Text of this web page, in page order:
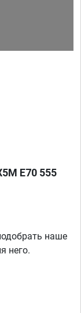
E70 555
наше
него.